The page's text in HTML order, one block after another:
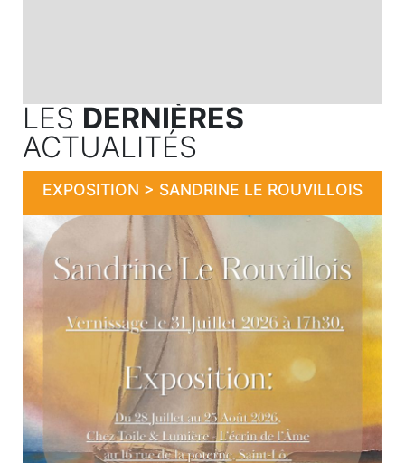
LES DERNIÈRES
ACTUALITÉS
EXPOSITION > SANDRINE LE ROUVILLOIS